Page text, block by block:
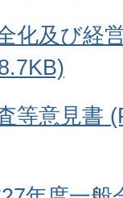
化及び経
等意見書